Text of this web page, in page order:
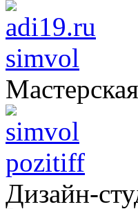
simvol
pozitiff
Дизайн-